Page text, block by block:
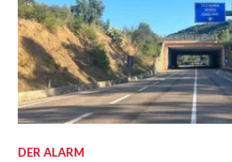
DER ALARM